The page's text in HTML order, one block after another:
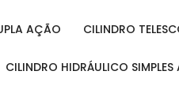
AÇÃO CILINDRO
CILINDRO HIDRÁULICO